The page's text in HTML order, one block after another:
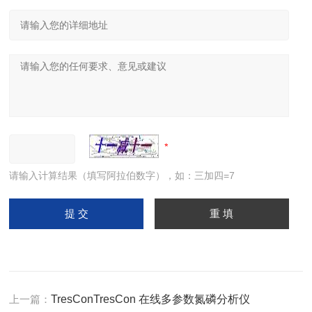
请输入计算结果（填写阿拉伯数字），如：三加四=7
上一篇：TresConTresCon 在线多参数氮磷分析仪